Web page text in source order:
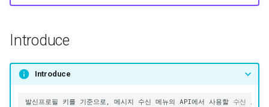
수
API 실패 코드
Response (Json)
Introduce
Introduce